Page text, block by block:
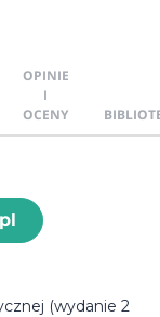
OPINIE
I
OCENY
(wydanie 2